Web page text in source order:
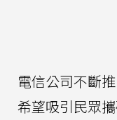
電信公司不斷
希望吸引民眾